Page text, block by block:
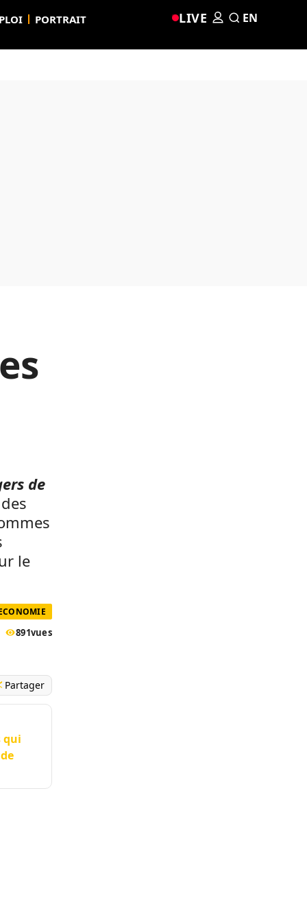
PORTRAIT LIVE EN
de
le
891vues
Partager
qui